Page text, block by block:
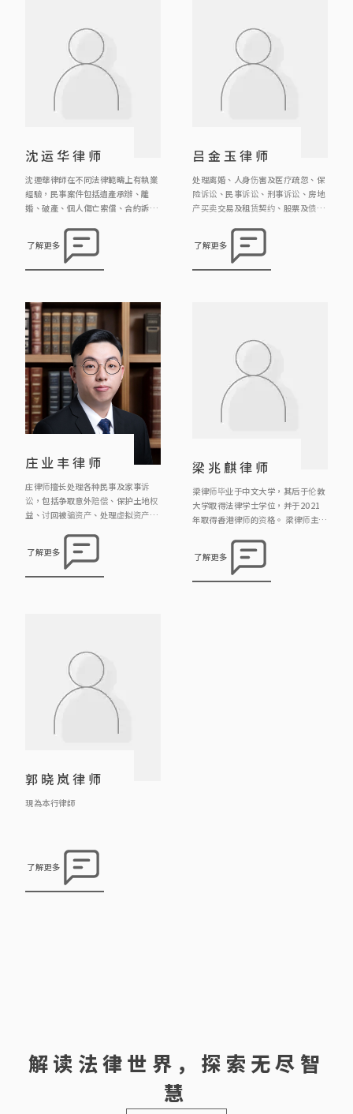
沈运华律师
沈運華律師在不同法律範疇上有執業
經驗，民事案件包括遺產承辦、離
婚、破產、個人傷亡索償、合約訴
括盜竊、性罪行/窺淫罪、刑事恐
嚇、普通襲擊/傷人罪、虐兒、妨礙
公務罪、欺詐罪、虛報資產/虛假文
工與法律」科兼職導師，他曾擔任建
築物上訴審裁小組成員及任職區議
員，經常於社區舉辦義務法律諮詢
[…]
了解更多
吕金玉律师
处理离婚、人身伤害及医疗疏忽、保
险诉讼、民事诉讼、刑事诉讼、房地
产买卖交易及租赁契约、股票及债权
理等法律事务。
了解更多
庄业丰律师
庄律师擅长处理各种民事及家事诉
讼，包括争取意外赔偿、保护土地权
益、讨回被骗资产、处理虚拟资产、
赡养费等等。庄律师相信采取在诉讼
过程中，最佳策略是「不战而屈人之
兵」，因此大部分客人都能避免要走
了解更多
梁兆麒律师
梁律师毕业于中文大学，其后于伦敦
大学取得法律学士学位，并于2021
年取得香港律师的资格。 梁律师主要
办等案件，亦曾处理及协助办理刑事
诉讼、工伤索偿及人身伤害诉讼等案
件。 梁律师十分关注法律科技的发
了解更多
郭晓岚律师
現為本行律師
了解更多
解读法律世界，探索无尽智
慧